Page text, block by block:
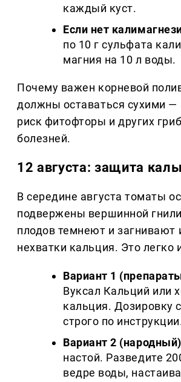
каждый куст.
Если нет
по 10 г сульфата
магния на 10 л воды.
Почему важен корневой
должны оставаться сухими —
риск фитофторы и других
болезней.
12 августа: защита
В середине августа томаты
подвержены вершинной
плодов темнеют и загнивают
нехватки кальция. Это легко
Вариант 1
Вуксал Кальций или
кальция. Дозировку
строго по
Вариант 2
настой. Разведите
ведре воды,